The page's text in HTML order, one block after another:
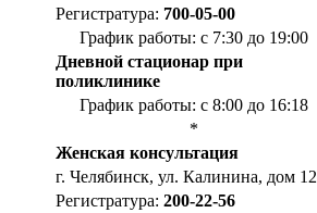
Регистратура: 700-05-00
График работы: с 7:30 до 19:00
Дневной стационар при
поликлинике
График работы: с 8:00 до 16:18
*
Женская консультация
г. Челябинск, ул. Калинина, дом 12
Регистратура: 200-22-56